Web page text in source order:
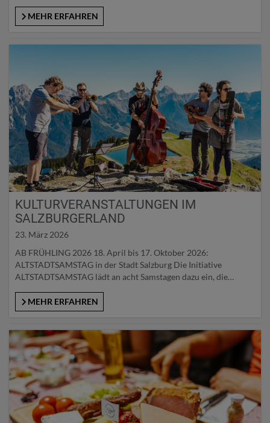
Bestehen feiert. Mit dem „Hohe Tauern Bike Trail“ wird zur
Sommersaison 2026 ein neues Langstrecken-Projekt im
MEHR ERFAHREN
KULTURVERANSTALTUNGEN IM
SALZBURGERLAND
23. März 2026
AB FRÜHLING 2026 18. April bis 17. Oktober 2026:
ALTSTADTSAMSTAG in der Stadt Salzburg Die Initiative
ALTSTADTSAMSTAG lädt an acht Samstagen dazu ein, die
Einkaufens und des Verweilens neu zu entdecken. Künstlerische
Interventionen, Musik, Überraschungsacts und
eine stimmungsvolle Atmosphäre zwischen Tradition…
MEHR ERFAHREN